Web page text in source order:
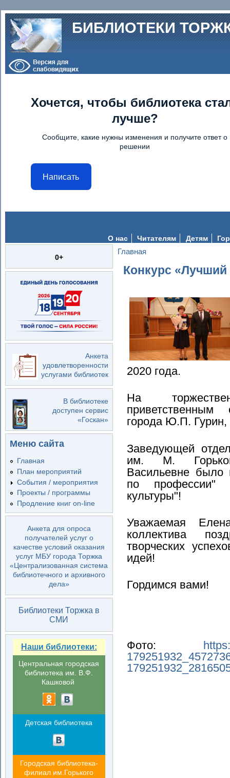
Перейти к основному содержанию
БИБЛИОТЕКИ
Хочется, чтобы библиотека
лучше?
Сообщите, какие нужны изменения и получите ответ о
решении
Написать
О нас Читателям Детям
0+
Анкета
удовлетворенности
услугами библиотек
В библиотеке
доступен сервис
«Госкан»
Меню сайта
Главная
План мероприятий
События / мероприятия
Проекты / программы
Продление книг on-line
Анкета для опроса
получателей услуг о
качестве условий оказания
услуг МБУ города Торжка
«Централизованная система
библиотечного и архивного
дела»
Библиотеки Торжка в
СМИ
Наши библиотеки:
Центральная городская
библиотека им. В.Ф.
Кашковой
Детская библиотека
Городская библиотека-
филиал им.Горького
Вы здесь
Главная
Конкурс
2020 года.
На
города Ю.П. Гурин,
Заведующей
им. М.
Васильевне было
по профессии"
культуры"!
Уважаемая
коллектива
творческих
идей!
Гордимся вами!
Фото: